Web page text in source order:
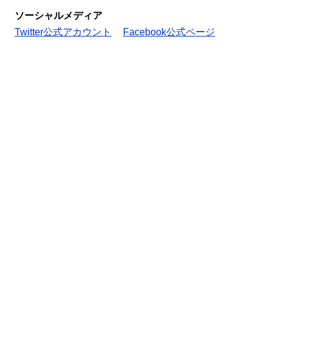
ソーシャルメディア
Twitter公式アカウント
Facebook公式ページ